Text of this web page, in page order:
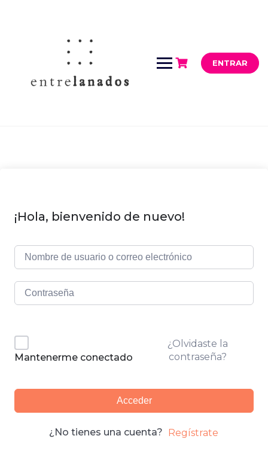
ENTRAR
¡Hola, bienvenido de nuevo!
Mantenerme conectado
¿Olvidaste la
contraseña?
Acceder
¿No tienes una cuenta? Regístrate